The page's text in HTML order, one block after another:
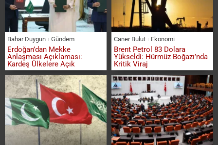
Bahar Duygun Gündem
Erdoğan’dan Mekke
Anlaşması Açıklaması:
Kardeş Ülkelere Açık
Caner Bulut Ekonomi
Brent Petrol 83 Dolara
Yükseldi: Hürmüz Boğazı’nda
Kritik Viraj